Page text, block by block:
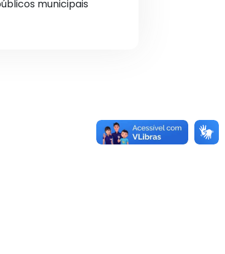
municipais